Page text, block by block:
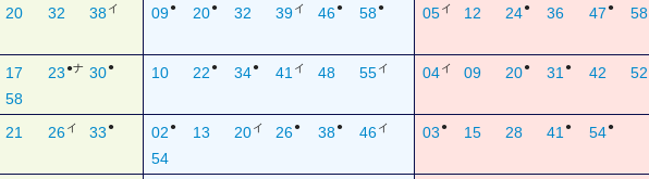
20 32 38 イ 09● 20● 32 39イ 46 ● 58 ● 05イ 12 24● 36 47 ● 58
17 23 ●ナ 30 ●
58
10 22 ● 34● 41 イ 48 55 イ 04イ 09 20● 31 ● 42 52
21 26 イ 33 ● 02 ● 13 20イ 26● 38 ● 46 イ
54
03 ● 15 28 41 ● 54 ●